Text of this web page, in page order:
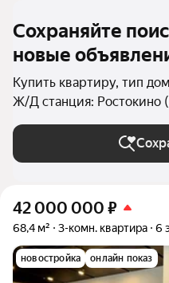
Сохраняйте
новые
Купить квартиру, тип
Ж/Д станция:
42 000 000 ₽
68,4 м² 3-комн. квартира 6
новостройка онлайн показ